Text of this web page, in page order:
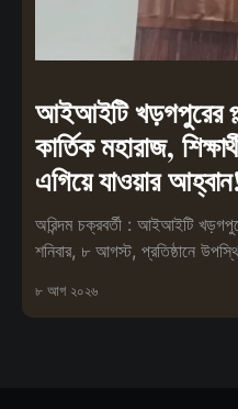
আইআইটি খড়গপুরের
কার্তিক মহারাজ,
এগিয়ে যাওয়ার
অরিন্দম চক্রবর্তী : আইআইটি
শনিবার, ৮ আগস্ট, প্রতিষ্ঠানে
৮ আগ ২০২৬